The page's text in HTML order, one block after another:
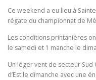
REGATES
Ce weekend a eu lieu à
régate du championnat de
Les conditions printanières
le samedi et 1 manche le
Un léger vent de secteur
d’Est le dimanche avec une